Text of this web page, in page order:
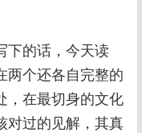
下的话，今天读
两个还各自完整的
，在最切身的文化
对过的见解，其真